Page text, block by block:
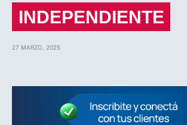
INDEPENDIENTE
27 MARZO, 2025